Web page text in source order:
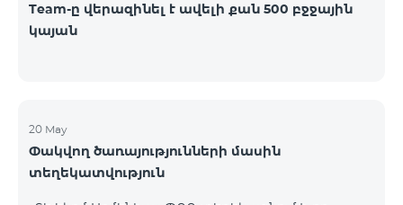
Team-ը վերազինել է ավելի քան 500 բջջային
կայան
20 May
Փակվող ծառայությունների մասին
տեղեկատվություն